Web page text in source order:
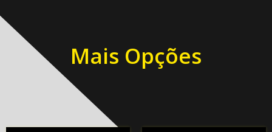
Mais Opções